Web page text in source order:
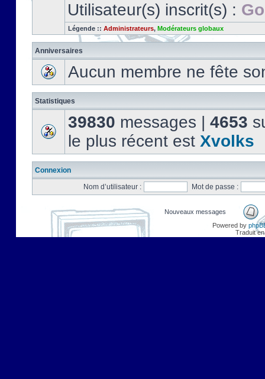
Utilisateur(s) inscrit(s) :
Légende :: Administrateurs, Modérateurs globaux
Anniversaires
Aucun membre ne fête
Statistiques
39830 messages | 4653
le plus récent est Xvolks
Connexion
Nom d’utilisateur :
Mot de passe :
Nouveaux messages
Powered by
Traduit